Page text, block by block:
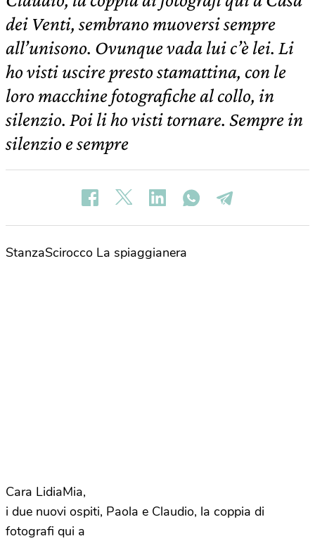
dei Venti, sembrano muoversi sempre
all’unisono. Ovunque vada lui c’è lei. Li
ho visti uscire presto stamattina, con le
loro macchine fotografiche al collo, in
silenzio. Poi li ho visti tornare. Sempre in
silenzio e sempre
StanzaScirocco La spiaggianera
Cara LidiaMia,
i due nuovi ospiti, Paola e Claudio, la coppia di
fotografi qui a